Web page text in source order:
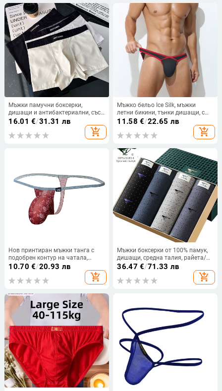
Мъжки памучни боксерки,
дишащи и антибактериални, със
средна талия, модел едноцветен
16.01 €/31.31 лв
add_shopping_cart
Мъжко бельо Ice Silk, мъжки
летни бикини, тънки дишащи, с
ниска талия, секси, висок клас,
11.58 €/22.65 лв
add_shopping_cart
Нов принтиран мъжки танга с
подобрен контур на чатала,
тънък ice silk плат, модел T002
10.70 €/20.93 лв
add_shopping_cart
Мъжки боксерки от 100% памук,
дишащи, средна талия, райета/
каре шарка, 4 броя в кутия
36.47 €/71.33 лв
add_shopping_cart